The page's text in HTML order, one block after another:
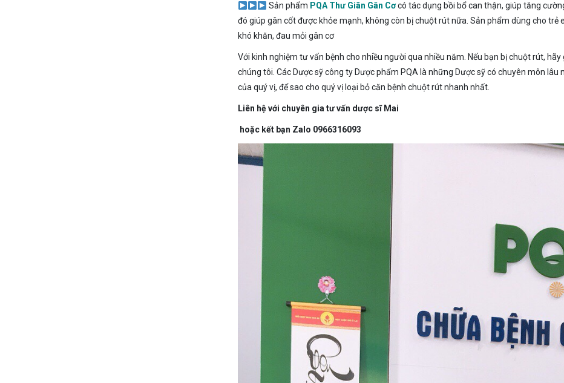
Sản phẩm PQA Thư Giãn Gân Cơcó tác dụng bồi bổ can thận, giúp tăng
đó giúp gân cốt được khỏe mạnh, không còn bị chuột rút nữa. Sản phẩm dùng cho trẻ
khó khăn, đau mỏi gân cơ
Với kinh nghiệm tư vấn bệnh cho nhiều người qua nhiều năm. Nếu bạn bị chuột rút,
chúng tôi. Các Dược sỹ công ty Dược phẩm PQA là những Dược sỹ có chuyên môn
của quý vị, để sao cho quý vị loại bỏ căn bệnh chuột rút nhanh nhất.
Liên hệ với chuyên gia tư vấn dược sĩ Mai
hoặc kết bạn Zalo 0966316093